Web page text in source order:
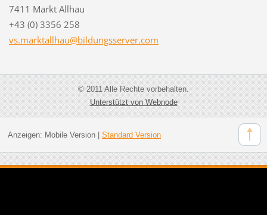
7411 Markt Allhau
+43 (0) 3356 258
vs.marktallhau@bildungsserver.com
© 2011 Alle Rechte vorbehalten.
Unterstützt von Webnode
Anzeigen: Mobile Version| Standard Version